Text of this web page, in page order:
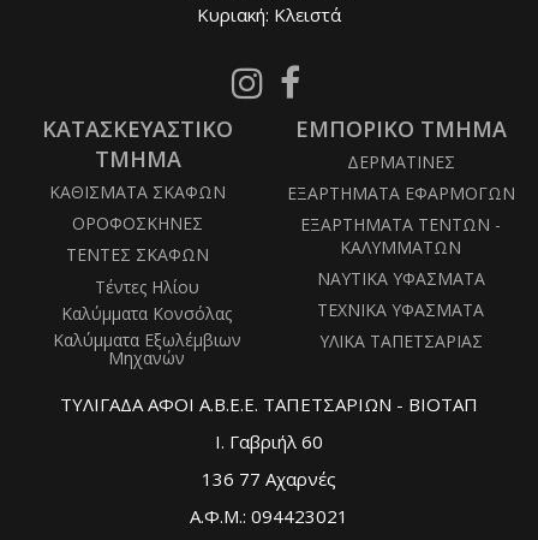
Κυριακή: Κλειστά
Follow
on
Facebook
ΚΑΤΑΣΚΕΥΑΣΤΙΚΟ
ΤΜΗΜΑ
ΚΑΘΙΣΜΑΤΑ ΣΚΑΦΩΝ
ΟΡΟΦΟΣΚΗΝΕΣ
ΤΕΝΤΕΣ ΣΚΑΦΩΝ
Τέντες Ηλίου
Καλύμματα Κονσόλας
Καλύμματα Εξωλέμβιων
Μηχανών
ΕΜΠΟΡΙΚΟ ΤΜΗΜΑ
ΔΕΡΜΑΤΙΝΕΣ
ΕΞΑΡΤΗΜΑΤΑ ΕΦΑΡΜΟΓΩΝ
ΕΞΑΡΤΗΜΑΤΑ ΤΕΝΤΩΝ -
ΚΑΛΥΜΜΑΤΩΝ
ΝΑΥΤΙΚΑ ΥΦΑΣΜΑΤΑ
ΤΕΧΝΙΚΑ ΥΦΑΣΜΑΤΑ
ΥΛΙΚΑ ΤΑΠΕΤΣΑΡΙΑΣ
ΤΥΛΙΓΑΔΑ ΑΦΟΙ Α.Β.Ε.Ε. ΤΑΠΕΤΣΑΡΙΩΝ - ΒΙΟΤΑΠ
Ι. Γαβριήλ 60
136 77 Αχαρνές
Α.Φ.Μ.: 094423021